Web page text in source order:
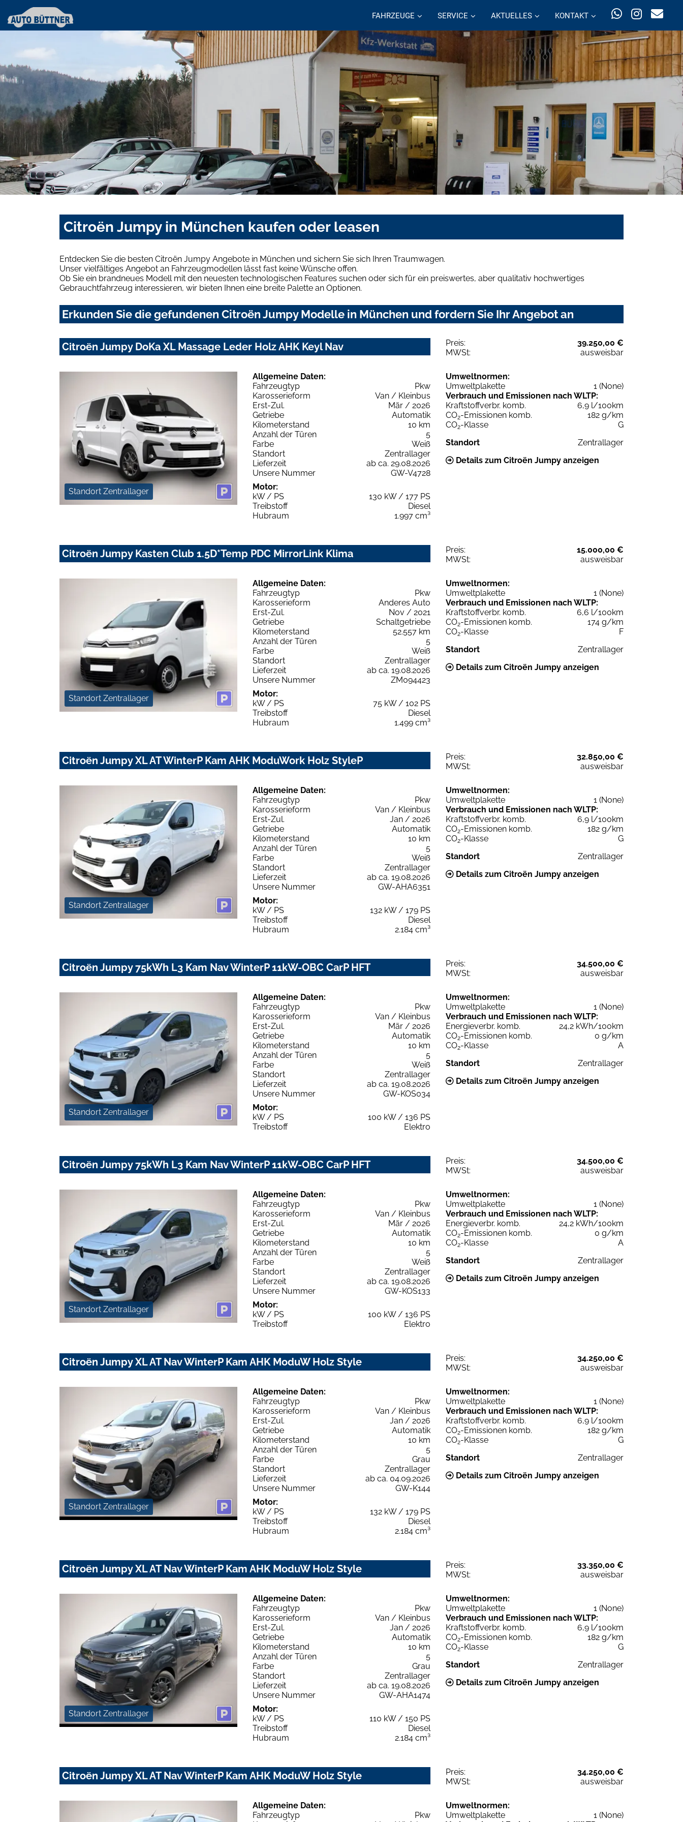
FAHRZEUGE SERVICE AKTUELLES KONTAKT
Citroën Jumpy in München kaufen oder leasen
Entdecken Sie die besten Citroën Jumpy Angebote in München und sichern Sie sich Ihren Traumwagen.
Unser vielfältiges Angebot an Fahrzeugmodellen lässt fast keine Wünsche offen.
Ob Sie ein brandneues Modell mit den neuesten technologischen Features suchen oder sich für ein preiswertes, aber qualitativ hochwertiges
Gebrauchtfahrzeug interessieren, wir bieten Ihnen eine breite Palette an Optionen.
Erkunden Sie die gefundenen Citroën Jumpy Modelle in München und fordern Sie Ihr Angebot an
Citroën Jumpy DoKa XL Massage Leder Holz AHK Keyl Nav Preis:
39.250,00 €
MWSt:
ausweisbar
Standort Zentrallager
Allgemeine Daten:
Fahrzeugtyp
Pkw
Karosserieform
Van / Kleinbus
Erst-Zul.
Mär / 2026
Getriebe
Automatik
Kilometerstand
10 km
Anzahl der Türen
5
Farbe
Weiß
Standort
Zentrallager
Lieferzeit
ab ca. 29.08.2026
Unsere Nummer
GW-V4728
Motor:
kW / PS
130 kW / 177 PS
Treibstoff
Diesel
Hubraum
1.997 cm³
Umweltnormen:
Umweltplakette
1 (None)
Verbrauch und Emissionen nach WLTP:
Kraftstoffverbr. komb.
6,9 l/100km
CO2-Emissionen komb.
182 g/km
CO2-Klasse
G
Standort
Zentrallager
Details zum Citroën Jumpy anzeigen
Citroën Jumpy Kasten Club 1.5D*Temp PDC MirrorLink Klima Preis:
15.000,00 €
MWSt:
ausweisbar
Standort Zentrallager
Allgemeine Daten:
Fahrzeugtyp
Pkw
Karosserieform
Anderes Auto
Erst-Zul.
Nov / 2021
Getriebe
Schaltgetriebe
Kilometerstand
52.557 km
Anzahl der Türen
5
Farbe
Weiß
Standort
Zentrallager
Lieferzeit
ab ca. 19.08.2026
Unsere Nummer
ZM094423
Motor:
kW / PS
75 kW / 102 PS
Treibstoff
Diesel
Hubraum
1.499 cm³
Umweltnormen:
Umweltplakette
1 (None)
Verbrauch und Emissionen nach WLTP:
Kraftstoffverbr. komb.
6,6 l/100km
CO2-Emissionen komb.
174 g/km
CO2-Klasse
F
Standort
Zentrallager
Details zum Citroën Jumpy anzeigen
Citroën Jumpy XL AT WinterP Kam AHK ModuWork Holz StyleP Preis:
32.850,00 €
MWSt:
ausweisbar
Standort Zentrallager
Allgemeine Daten:
Fahrzeugtyp
Pkw
Karosserieform
Van / Kleinbus
Erst-Zul.
Jan / 2026
Getriebe
Automatik
Kilometerstand
10 km
Anzahl der Türen
5
Farbe
Weiß
Standort
Zentrallager
Lieferzeit
ab ca. 19.08.2026
Unsere Nummer
GW-AHA6351
Motor:
kW / PS
132 kW / 179 PS
Treibstoff
Diesel
Hubraum
2.184 cm³
Umweltnormen:
Umweltplakette
1 (None)
Verbrauch und Emissionen nach WLTP:
Kraftstoffverbr. komb.
6,9 l/100km
CO2-Emissionen komb.
182 g/km
CO2-Klasse
G
Standort
Zentrallager
Details zum Citroën Jumpy anzeigen
Citroën Jumpy 75kWh L3 Kam Nav WinterP 11kW-OBC CarP HFT Preis:
34.500,00 €
MWSt:
ausweisbar
Standort Zentrallager
Allgemeine Daten:
Fahrzeugtyp
Pkw
Karosserieform
Van / Kleinbus
Erst-Zul.
Mär / 2026
Getriebe
Automatik
Kilometerstand
10 km
Anzahl der Türen
5
Farbe
Weiß
Standort
Zentrallager
Lieferzeit
ab ca. 19.08.2026
Unsere Nummer
GW-KOS034
Motor:
kW / PS
100 kW / 136 PS
Treibstoff
Elektro
Umweltnormen:
Umweltplakette
1 (None)
Verbrauch und Emissionen nach WLTP:
Energieverbr. komb.
24,2 kWh/100km
CO2-Emissionen komb.
0 g/km
CO2-Klasse
A
Standort
Zentrallager
Details zum Citroën Jumpy anzeigen
Citroën Jumpy 75kWh L3 Kam Nav WinterP 11kW-OBC CarP HFT Preis:
34.500,00 €
MWSt:
ausweisbar
Standort Zentrallager
Allgemeine Daten:
Fahrzeugtyp
Pkw
Karosserieform
Van / Kleinbus
Erst-Zul.
Mär / 2026
Getriebe
Automatik
Kilometerstand
10 km
Anzahl der Türen
5
Farbe
Weiß
Standort
Zentrallager
Lieferzeit
ab ca. 19.08.2026
Unsere Nummer
GW-KOS133
Motor:
kW / PS
100 kW / 136 PS
Treibstoff
Elektro
Umweltnormen:
Umweltplakette
1 (None)
Verbrauch und Emissionen nach WLTP:
Energieverbr. komb.
24,2 kWh/100km
CO2-Emissionen komb.
0 g/km
CO2-Klasse
A
Standort
Zentrallager
Details zum Citroën Jumpy anzeigen
Citroën Jumpy XL AT Nav WinterP Kam AHK ModuW Holz Style Preis:
34.250,00 €
MWSt:
ausweisbar
Standort Zentrallager
Allgemeine Daten:
Fahrzeugtyp
Pkw
Karosserieform
Van / Kleinbus
Erst-Zul.
Jan / 2026
Getriebe
Automatik
Kilometerstand
10 km
Anzahl der Türen
5
Farbe
Grau
Standort
Zentrallager
Lieferzeit
ab ca. 04.09.2026
Unsere Nummer
GW-K144
Motor:
kW / PS
132 kW / 179 PS
Treibstoff
Diesel
Hubraum
2.184 cm³
Umweltnormen:
Umweltplakette
1 (None)
Verbrauch und Emissionen nach WLTP:
Kraftstoffverbr. komb.
6,9 l/100km
CO2-Emissionen komb.
182 g/km
CO2-Klasse
G
Standort
Zentrallager
Details zum Citroën Jumpy anzeigen
Citroën Jumpy XL AT Nav WinterP Kam AHK ModuW Holz Style Preis:
33.350,00 €
MWSt:
ausweisbar
Standort Zentrallager
Allgemeine Daten:
Fahrzeugtyp
Pkw
Karosserieform
Van / Kleinbus
Erst-Zul.
Jan / 2026
Getriebe
Automatik
Kilometerstand
10 km
Anzahl der Türen
5
Farbe
Grau
Standort
Zentrallager
Lieferzeit
ab ca. 19.08.2026
Unsere Nummer
GW-AHA1474
Motor:
kW / PS
110 kW / 150 PS
Treibstoff
Diesel
Hubraum
2.184 cm³
Umweltnormen:
Umweltplakette
1 (None)
Verbrauch und Emissionen nach WLTP:
Kraftstoffverbr. komb.
6,9 l/100km
CO2-Emissionen komb.
182 g/km
CO2-Klasse
G
Standort
Zentrallager
Details zum Citroën Jumpy anzeigen
Citroën Jumpy XL AT Nav WinterP Kam AHK ModuW Holz Style Preis:
34.250,00 €
MWSt:
ausweisbar
Allgemeine Daten:
Fahrzeugtyp
Pkw
Umweltnormen:
Umweltplakette
1 (None)